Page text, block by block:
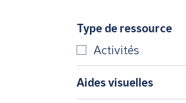
Type de ressource
Activités
Aides visuelles